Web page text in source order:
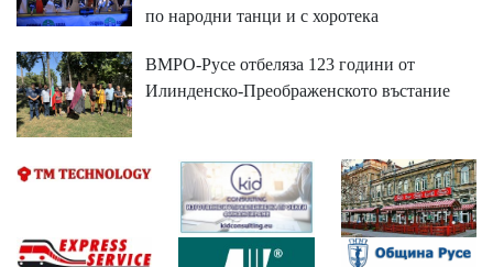
по народни танци и с хоротека
ВМРО-Русе отбеляза 123 години от
Илинденско-Преображенското въстание